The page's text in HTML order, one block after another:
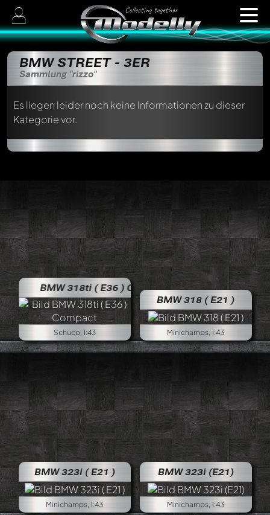
BMW STREET - 3ER
Sammlung "rizzo"
Es liegen leider noch keine Informationen zu dieser
Kategorie vor.
BMW 318ti ( E36 ) Compact
Schuco, 1:43
BMW 318 ( E21 )
Minichamps, 1:43
BMW 323i ( E21 )
Minichamps, 1:43
BMW 323i (E21)
Minichamps, 1:43